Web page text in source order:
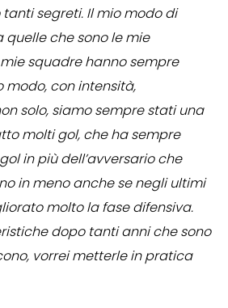
segreti. Il mio modo di
che sono le mie
squadre hanno sempre
con intensità,
solo, siamo sempre stati una
molti gol, che ha sempre
in più dell’avversario che
in meno anche se negli ultimi
molto la fase difensiva.
dopo tanti anni che sono
vorrei metterle in pratica